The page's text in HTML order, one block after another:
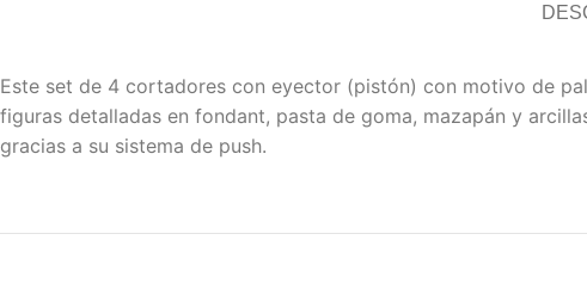
Este set de 4 cortadores con eyector (pistón) con motivo de
figuras detalladas en fondant, pasta de goma, mazapán y
gracias a su sistema de push.